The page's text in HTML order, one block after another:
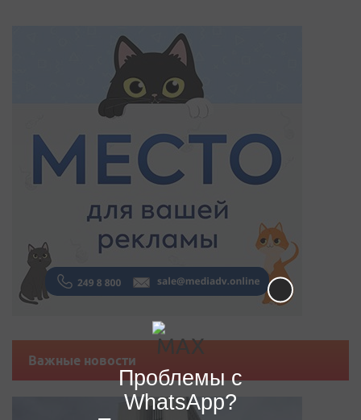
Важные новости
Проблемы с
WhatsApp?